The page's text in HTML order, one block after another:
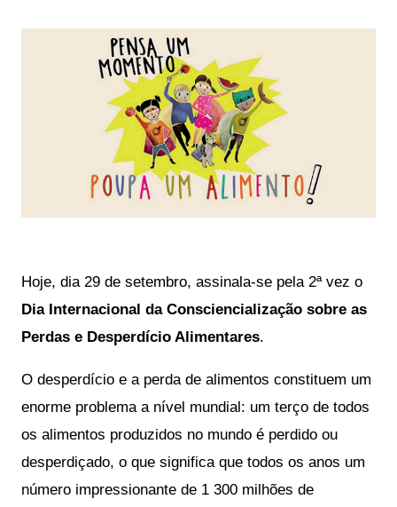
Dia Internacional da Consciencialização sobre as
Perdas e Desperdício Alimentares.
O desperdício e a perda de alimentos constituem um
enorme problema a nível mundial: um terço de todos
os alimentos produzidos no mundo é perdido ou
desperdiçado, o que significa que todos os anos um
número impressionante de 1 300 milhões de